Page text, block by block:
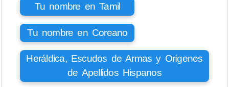
Tu nombre en Tamil
Tu nombre en Coreano
Heráldica, Escudos de Armas y Orígenes
de Apellidos Hispanos